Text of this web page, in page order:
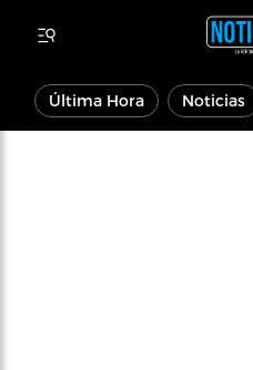
Última Hora Noticias